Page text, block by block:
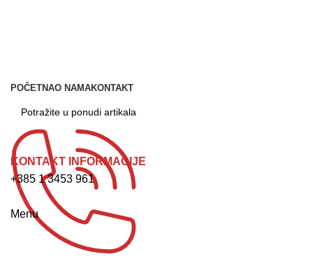
POČETNAO NAMAKONTAKT
KONTAKT INFORMACIJE
+385 1 3453 961
Menu